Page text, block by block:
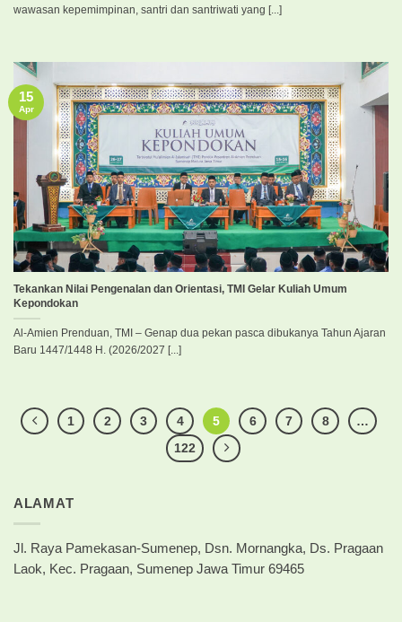
wawasan kepemimpinan, santri dan santriwati yang [...]
Tekankan Nilai Pengenalan dan Orientasi, TMI Gelar Kuliah Umum
Kepondokan
Al-Amien Prenduan, TMI – Genap dua pekan pasca dibukanya Tahun Ajaran
Baru 1447/1448 H. (2026/2027 [...]
15
Apr
1 2 3 4 5 6 7 8 …
122
ALAMAT
Jl. Raya Pamekasan-Sumenep, Dsn. Mornangka, Ds. Pragaan
Laok, Kec. Pragaan, Sumenep Jawa Timur 69465